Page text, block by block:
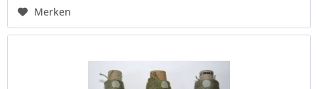
Merken